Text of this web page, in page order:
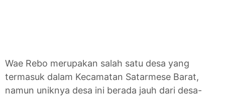
Wae Rebo merupakan salah satu desa yang
termasuk dalam Kecamatan Satarmese Barat,
namun uniknya desa ini berada jauh dari desa-